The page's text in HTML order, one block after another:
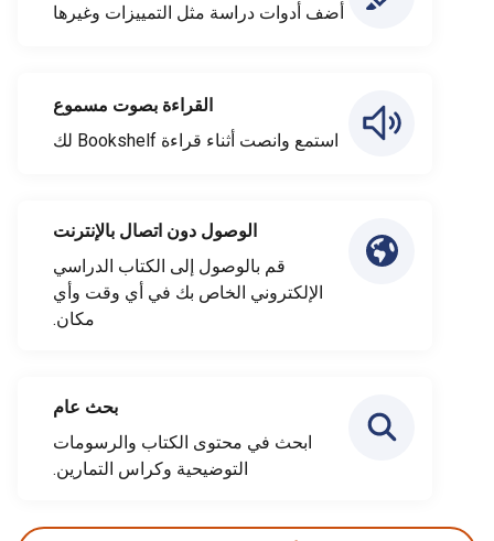
أضف أدوات دراسة مثل التمييزات وغيرها
القراءة بصوت مسموع
استمع وانصت أثناء قراءة Bookshelf لك
الوصول دون اتصال بالإنترنت
قم بالوصول إلى الكتاب الدراسي
الإلكتروني الخاص بك في أي وقت وأي
مكان.
بحث عام
ابحث في محتوى الكتاب والرسومات
التوضيحية وكراس التمارين.